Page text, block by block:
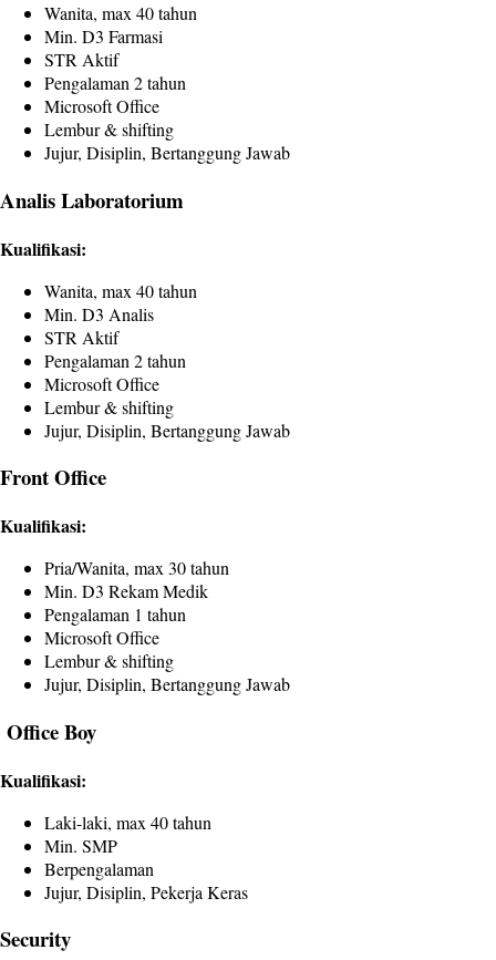
Wanita, max 40 tahun
Min. D3 Farmasi
STR Aktif
Pengalaman 2 tahun
Microsoft Office
Lembur & shifting
Jujur, Disiplin, Bertanggung Jawab
Analis Laboratorium
Kualifikasi:
Wanita, max 40 tahun
Min. D3 Analis
STR Aktif
Pengalaman 2 tahun
Microsoft Office
Lembur & shifting
Jujur, Disiplin, Bertanggung Jawab
Front Office
Kualifikasi:
Pria/Wanita, max 30 tahun
Min. D3 Rekam Medik
Pengalaman 1 tahun
Microsoft Office
Lembur & shifting
Jujur, Disiplin, Bertanggung Jawab
Office Boy
Kualifikasi:
Laki-laki, max 40 tahun
Min. SMP
Berpengalaman
Jujur, Disiplin, Pekerja Keras
Security